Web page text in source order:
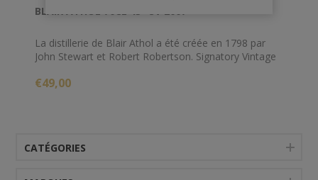
BLAIR ATHOL 70CL 43° SV 2007
La distillerie de Blair Athol a été créée en 1798 par
John Stewart et Robert Robertson. Signatory Vintage
en 2007 et réduit à un accessible 43%
€49,00
CATÉGORIES